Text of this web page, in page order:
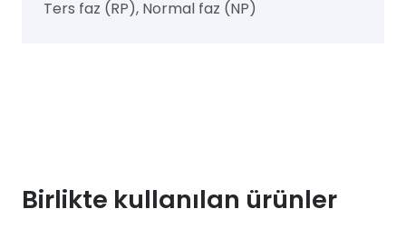
Ters faz (RP), Normal faz (NP)
Birlikte kullanılan ürünler